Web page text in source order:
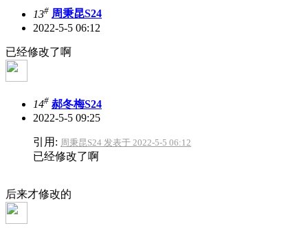
13# 周秉昆S24
2022-5-5 06:12
已经修改了啊
14# 郝冬梅S24
2022-5-5 09:25
引用: 周秉昆S24 发表于 2022-5-5 06:12
已经修改了啊
后来才修改的